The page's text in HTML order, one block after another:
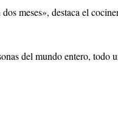
meses», destaca el
del mundo entero, todo